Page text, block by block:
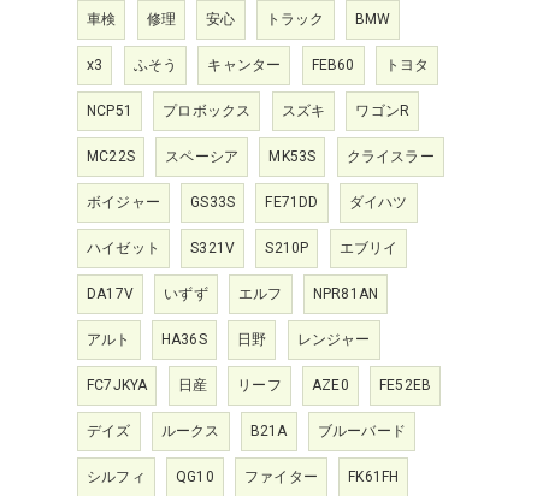
車検 修理 安心 トラック BMW
x3 ふそう キャンター FEB60 トヨタ
NCP51 プロボックス スズキ ワゴンR
MC22S スペーシア MK53S クライスラー
ボイジャー GS33S FE71DD ダイハツ
ハイゼット S321V S210P エブリイ
DA17V いずず エルフ NPR81AN
アルト HA36S 日野 レンジャー
FC7JKYA 日産 リーフ AZE0 FE52EB
デイズ ルークス B21A ブルーバード
シルフィ QG10 ファイター FK61FH